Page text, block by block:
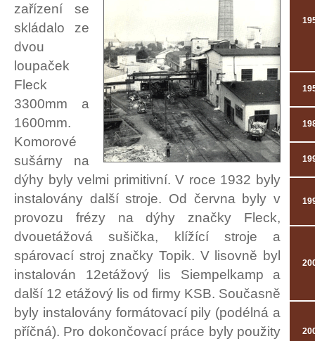
zařízení se
skládalo ze
dvou
loupaček
Fleck
3300mm a
1600mm.
Komorové
sušárny na
dýhy byly velmi primitivní. V roce 1932 byly
instalovány další stroje. Od června byly v
provozu frézy na dýhy značky Fleck,
dvouetážová sušička, klížící stroje a
spárovací stroj značky Topik. V lisovně byl
instalován 12etážový lis Siempelkamp a
další 12 etážový lis od firmy KSB. Současně
byly instalovány formátovací pily (podélná a
příčná). Pro dokončovací práce byly použity